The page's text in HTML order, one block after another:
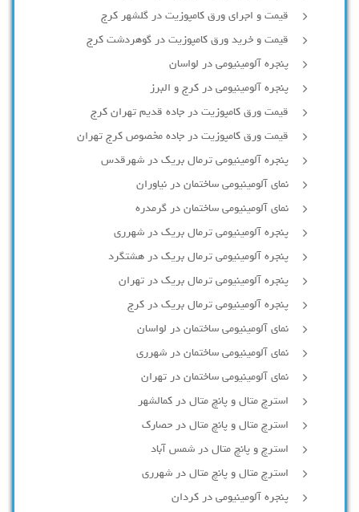
قیمت و اجرای ورق کامپوزیت در گلشهر کرج
قیمت و خرید ورق کامپوزیت در گوهردشت کرج
پنجره آلومینیومی در لواسان
پنجره آلومینیومی در کرج و البرز
قیمت ورق کامپوزیت در جاده قدیم تهران کرج
قیمت ورق کامپوزیت در جاده مخصوص کرج تهران
پنجره آلومینیومی ترمال بریک در شهرقدس
نمای آلومینیومی ساختمان در نیاوران
نمای آلومینیومی ساختمان در گرمدره
پنجره آلومینیومی ترمال بریک در شهرری
پنجره آلومینیومی ترمال بریک در هشتگرد
پنجره آلومینیومی ترمال بریک در تهران
پنجره آلومینیومی ترمال بریک در کرج
نمای آلومینیومی ساختمان در لواسان
نمای آلومینیومی ساختمان در شهرری
نمای آلومینیومی ساختمان در تهران
استرچ متال و پانچ متال در کمالشهر
استرچ متال و پانچ متال در حصارك
استرچ و پانچ متال در شمس آباد
استرچ متال و پانچ متال در شهرری
پنجره آلومینیومی در کردان